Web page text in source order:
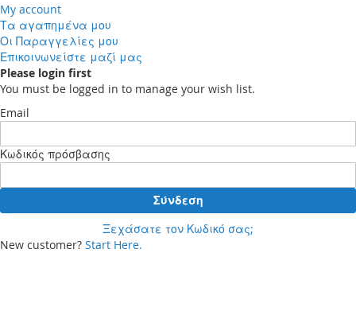
My account
Τα αγαπημένα μου
Οι Παραγγελίες μου
Επικοινωνείστε μαζί μας
Please login first
You must be logged in to manage your wish list.
Email
Κωδικός πρόσβασης
Σύνδεση
Ξεχάσατε τον Κωδικό σας;
New customer? Start Here.